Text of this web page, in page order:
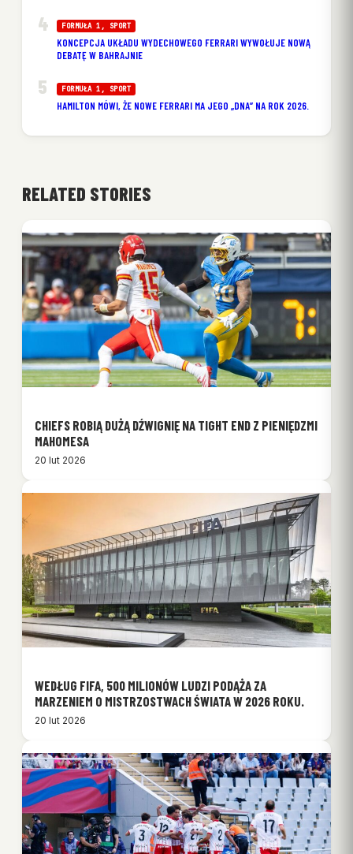
FORMUŁA 1 , SPORT
KONCEPCJA UKŁADU WYDECHOWEGO FERRARI WYWOŁUJE NOWĄ
DEBATĘ W BAHRAJNIE
FORMUŁA 1 , SPORT
HAMILTON MÓWI, ŻE NOWE FERRARI MA JEGO „DNA” NA ROK 2026.
RELATED STORIES
CHIEFS ROBIĄ DUŻĄ DŹWIGNIĘ NA TIGHT END Z PIENIĘDZMI
MAHOMESA
20 lut 2026
WEDŁUG FIFA, 500 MILIONÓW LUDZI PODĄŻA ZA
MARZENIEM O MISTRZOSTWACH ŚWIATA W 2026 ROKU.
20 lut 2026